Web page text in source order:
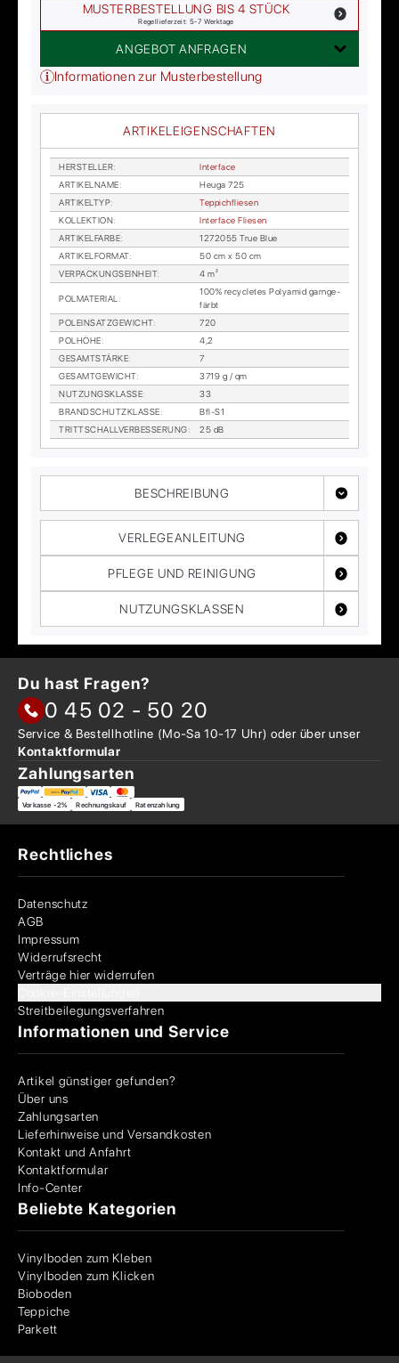
MUSTERBESTELLUNG BIS 4 STÜCK
Regellieferzeit: 5-7 Werktage
ANGEBOT ANFRAGEN
Informationen zur Musterbestellung
ARTIKELEIGENSCHAFTEN
HER­STEL­LER:
In­ter­face
AR­TI­KEL­NA­ME:
Heu­ga 725
AR­TI­KEL­TYP:
Tep­pich­flie­sen
KOL­LEK­TI­ON:
In­ter­face Flie­sen
AR­TI­KEL­FAR­BE:
1272055 True Blue
AR­TI­KEL­FOR­MAT:
50 cm x 50 cm
VER­PA­CKUNGS­EIN­HEIT: 4 m²
POL­MA­TE­RI­AL :
100% re­cy­cle­tes Po­ly­amid garn­ge­
färbt
POL­EIN­SATZ­GE­WICHT:
720
POL­HÖ­HE:
4,2
GE­SAMT­STÄR­KE:
7
GE­SAMT­GE­WICHT:
3719 g / qm
NUT­ZUNGS­KLAS­SE:
33
BRAND­SCHUTZ­KLAS­SE:
Bfl-S1
TRITT­SCHALL­VER­BES­SE­RUNG: 25 dB
BESCHREIBUNG
VERLEGEANLEITUNG
PFLEGE UND REINIGUNG
NUTZUNGSKLASSEN
Du hast Fragen?
0 45 02 - 50 20
Service & Bestellhotline (Mo-Sa 10-17 Uhr) oder überunser
Kontaktformular
Zahlungsarten
Vorkasse -2% Rechnungskauf Ratenzahlung
Rechtliches
Datenschutz
AGB
Impressum
Widerrufsrecht
Verträge hier widerrufen
Streitbeilegungsverfahren
Informationen und Service
Artikel günstiger gefunden?
Über uns
Zahlungsarten
Lieferhinweise und Versandkosten
Kontakt und Anfahrt
Kontaktformular
Info-Center
Beliebte Kategorien
Vinylboden zum Kleben
Vinylboden zum Klicken
Bioboden
Teppiche
Parkett